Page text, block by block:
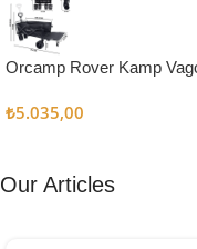
Şefler İçin
Keşfet
Orcamp Rover Kamp
₺5.035,00
Our Articles